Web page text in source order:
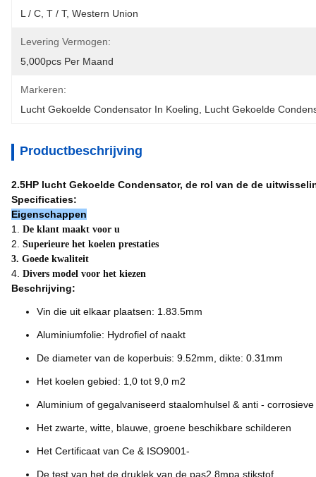
L / C, T / T, Western Union
Levering Vermogen:
5,000pcs Per Maand
Markeren:
Lucht Gekoelde Condensator In Koeling
Lucht Gekoelde
Productbeschrijving
2.5HP lucht Gekoelde Condensator, de rol van de de
Specificaties:
Eigenschappen
1. De klant maakt voor u
2. Superieure het koelen prestaties
3. Goede kwaliteit
4. Divers model voor het kiezen
Beschrijving:
Vin die uit elkaar plaatsen: 1.83.5mm
Aluminiumfolie: Hydrofiel of naakt
De diameter van de koperbuis: 9.52mm, dikte: 0.31mm
Het koelen gebied: 1,0 tot 9,0 m2
Aluminium of gegalvaniseerd staalomhulsel & anti -
Het zwarte, witte, blauwe, groene beschikbare schilderen
Het Certificaat van Ce & ISO9001-
De test van het de druklek van de pas2.8mpa stikstof